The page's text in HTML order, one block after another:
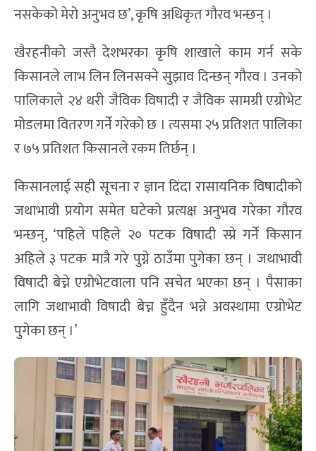
नसकेको मेरो अनुभव छ’, कृषि अधिकृत गौरव भन्छन् ।
खैरहनीको जस्तै देशभरका कृषि शाखाले काम गर्न सके
किसानले लाभ लिन लिनसक्ने सुझाव दिन्छन् गौरव । उनको
पालिकाले २४ थरी जैविक विषादी र जैविक सामग्री एग्रोभेट
मोडलमा वितरण गर्ने गरेको छ । त्यसमा २५ प्रतिशत पालिका
र ७५ प्रतिशत किसानले रकम तिर्छन् ।
किसानलाई सही सूचना र ज्ञान दिंदा रासायनिक विषादीको
जथाभावी प्रयोग समेत घटेको प्रत्यक्ष अनुभव गरेका गौरव
भन्छन्, ‘पहिले पहिले २० पटक विषादी स्प्रे गर्ने किसान
अहिले ३ पटक मात्रै गरे पुग्ने ठाउँमा पुगेका छन् । जथाभावी
विषादी बेच्ने एग्रोभेटवाला पनि सचेत भएका छन् । पैसाका
लागि जथाभावी विषादी बेच्न हुँदैन भन्ने अवस्थामा एग्रोभेट
पुगेका छन् ।’